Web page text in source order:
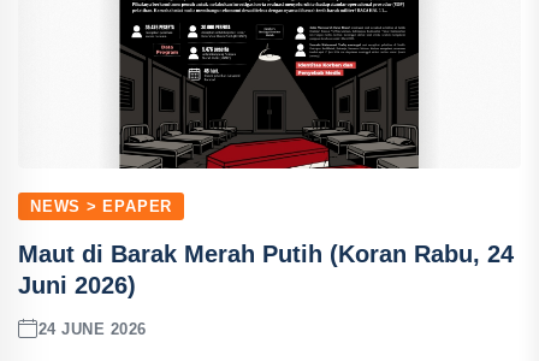
NEWS > EPAPER
Maut di Barak Merah Putih (Koran Rabu, 24
Juni 2026)
24 JUNE 2026